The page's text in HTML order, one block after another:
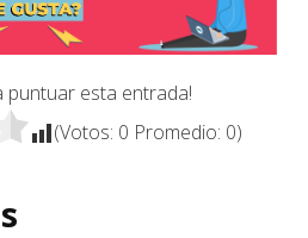
puntuar esta entrada!
(Votos: 0 Promedio: 0)